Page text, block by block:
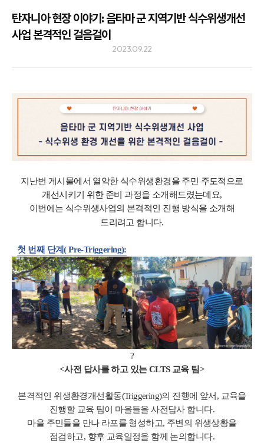
탄자니아 현장 이야기: 음타마 군 지역기반 식수위생개선
사업 본격적인 걸음걸이
2023.09.22
지난번 게시물에서 열악한 식수위생환경을 주민 주도적으로
개선시키기 위한 준비 과정을 소개해드렸는데요,
이번에는 식수위생사업의 본격적인 진행 방식을 소개해
드리려고 합니다.
첫 번째 단계( Pre-Triggering):
?
<사전 답사를 하고 있는 CLTS 교육 팀>
본격적인 위생환경개선활동(Triggering)의 진행에 앞서 , 교육을
진행할 교육 팀이 마을들을 사전답사 합니다.
마을 주민들을 만나 라포를 형성하고, 주변의 위생상황을
점검하고, 향후 교육일정을 함께 논의합니다.